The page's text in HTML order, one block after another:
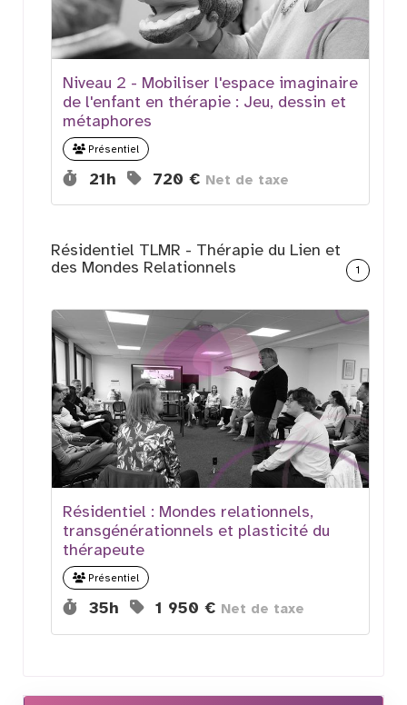
Niveau 2 - Mobiliser l'espace imaginaire
de l'enfant en thérapie : Jeu, dessin et
métaphores
Présentiel
Durée :
21h Prix :
720 € Net de taxe
Résidentiel TLMR - Thérapie du Lien et
des Mondes Relationnels
1
Résidentiel : Mondes relationnels,
transgénérationnels et plasticité du
thérapeute
Présentiel
Durée :
35h Prix :
1 950 € Net de taxe